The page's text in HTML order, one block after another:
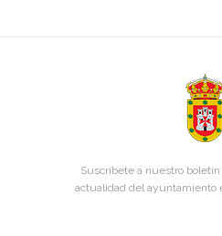
Suscríbete a nuestro
actualidad del ayuntamiento